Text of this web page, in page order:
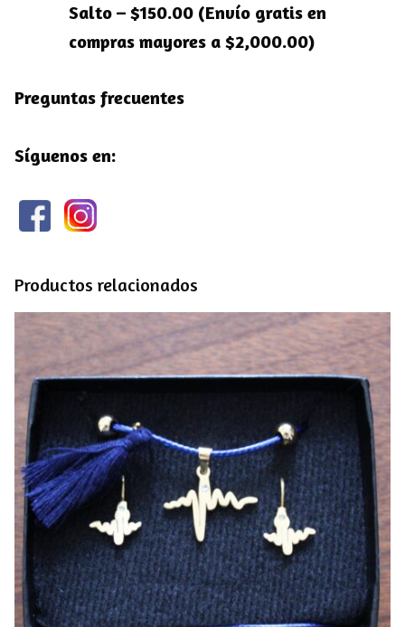
Salto – $150.00 (Envío gratis en
compras mayores a $2,000.00)
Preguntas frecuentes
Síguenos en:
Productos relacionados